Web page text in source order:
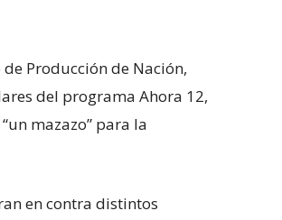
Producción de Nación,
del programa Ahora 12,
mazazo” para la
en contra distintos